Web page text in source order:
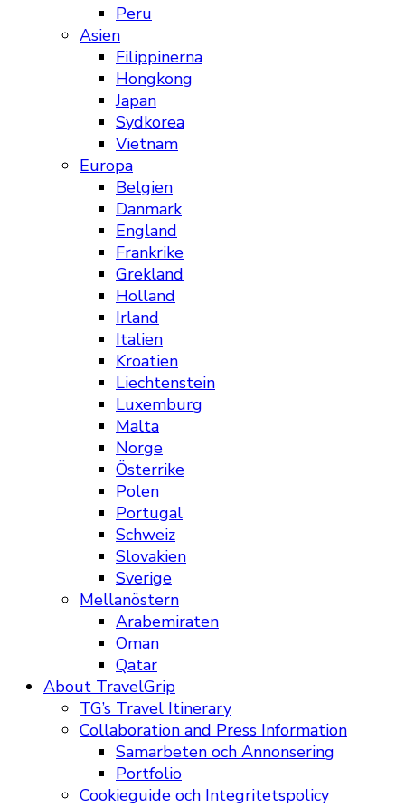
Peru
Asien
Filippinerna
Hongkong
Japan
Sydkorea
Vietnam
Europa
Belgien
Danmark
England
Frankrike
Grekland
Holland
Irland
Italien
Kroatien
Liechtenstein
Luxemburg
Malta
Norge
Österrike
Polen
Portugal
Schweiz
Slovakien
Sverige
Mellanöstern
Arabemiraten
Oman
Qatar
About TravelGrip
TG’s Travel Itinerary
Collaboration and Press Information
Samarbeten och Annonsering
Portfolio
Cookieguide och Integritetspolicy